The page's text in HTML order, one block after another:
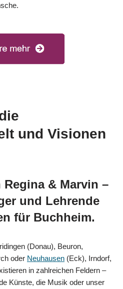
und Visionen
& Marvin –
und Lehrende
für Buchheim.
(Donau), Beuron,
oder Neuhausen (Eck), Irndorf,
in zahlreichen Feldern –
Künste, die Musik oder unser